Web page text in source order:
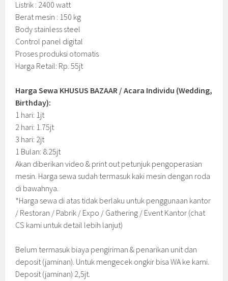
Listrik : 2400 watt
Berat mesin : 150 kg
Body stainless steel
Control panel digital
Proses produksi otomatis
Harga Retail: Rp. 55jt
Harga Sewa KHUSUS BAZAAR / Acara Individu (Wedding,
Birthday):
1 hari: 1jt
2 hari: 1.75jt
3 hari: 2jt
1 Bulan: 8.25jt
Akan diberikan video & print out petunjuk pengoperasian
mesin. Harga sewa sudah termasuk kaki mesin dengan roda
di bawahnya.
*Harga sewa di atas tidak berlaku untuk penggunaan kantor
/ Restoran / Pabrik / Expo / Gathering / Event Kantor (chat
CS kami untuk detail lebih lanjut)
Belum termasuk biaya pengiriman & penarikan unit dan
deposit (jaminan). Untuk mengecek ongkir bisa WA ke kami.
Deposit (jaminan) 2,5jt.